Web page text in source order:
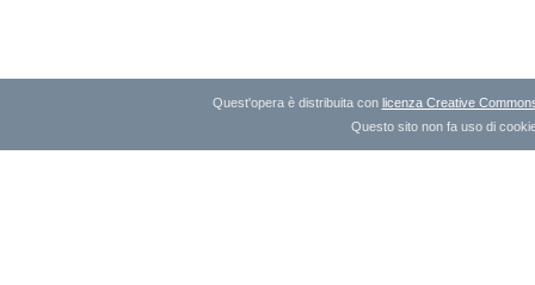
Quest'opera è distribuita con licenza Creative
Questo sito non fa uso di